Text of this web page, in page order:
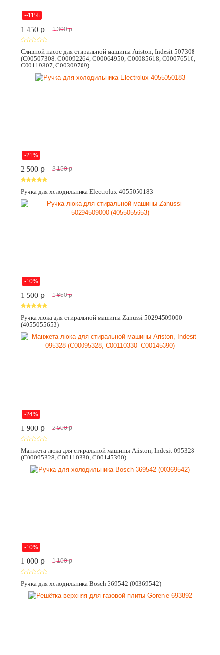
--11%
1 450 p 1 300 p
Сливной насос для стиральной машины Ariston, Indesit 507308
(C00507308, C00092264, C00064950, C00085618, C00076510,
C00119307, C00309709)
-21%
2 500 p 3 150 p
Ручка для холодильника Electrolux 4055050183
-10%
1 500 p 1 650 p
Ручка люка для стиральной машины Zanussi 50294509000
(4055055653)
-24%
1 900 p 2 500 p
Манжета люка для стиральной машины Ariston, Indesit 095328
(C00095328, C00110330, C00145390)
-10%
1 000 p 1 100 p
Ручка для холодильника Bosch 369542 (00369542)